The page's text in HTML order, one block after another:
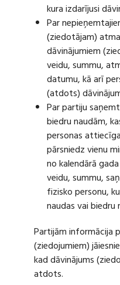
kura izdarījusi
Par
(ziedotājam)
dāvinājumiem
veidu, summu,
datumu, kā arī
(atdots)
Par partiju
biedru naudām,
personas
pārsniedz vienu
no kalendārā
veidu, summu,
fizisko personu,
naudas vai biedru
Partijām informācija
(ziedojumiem)
kad dāvinājums
atdots.